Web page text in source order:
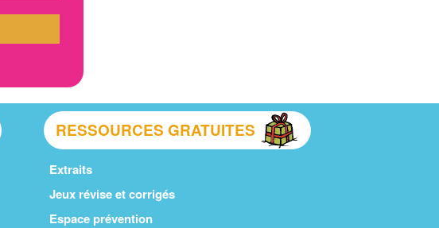
RESSOURCES GRATUITES
Extraits
Jeux révise et corrigés
Espace prévention